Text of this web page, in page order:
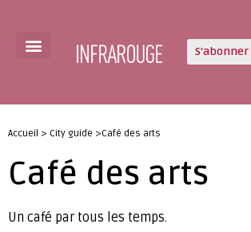
S'abonner
Accueil > City guide >Café des arts
Café des arts
Un café par tous les temps.